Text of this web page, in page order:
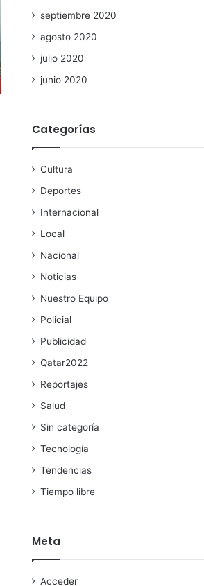
septiembre 2020
agosto 2020
julio 2020
junio 2020
Categorías
Cultura
Deportes
Internacional
Local
Nacional
Noticias
Nuestro Equipo
Policial
Publicidad
Qatar2022
Reportajes
Salud
Sin categoría
Tecnología
Tendencias
Tiempo libre
Meta
Acceder